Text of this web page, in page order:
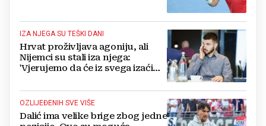
IZA NJEGA SU TEŠKI DANI
Hrvat proživljava agoniju, ali
Nijemci su stali iza njega:
'Vjerujemo da će iz svega izaći
OZLIJEĐENIH SVE VIŠE
Dalić ima velike brige zbog jedne